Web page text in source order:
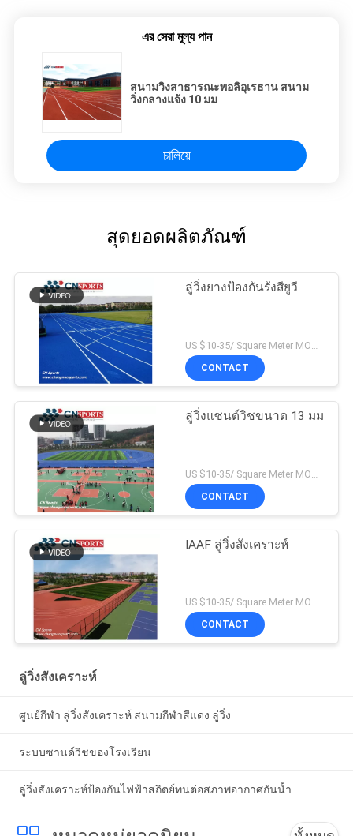
এর সেরা মূল্য পান
สนามวิ่งสาธารณะพอลิอุเรธาน สนาม
วิ่งกลางแจ้ง 10 มม
চালিয়ে
สุดยอดผลิตภัณฑ์
ลู่วิ่งยางป้องกันรังสียูวี
CONTACT
ลู่วิ่งแซนด์วิชขนาด 13 มม
CONTACT
IAAF ลู่วิ่งสังเคราะห์
US $10-35/ Square Meter MOQ:/
CONTACT
ลู่วิ่งสังเคราะห์
ศูนย์กีฬา ลู่วิ่งสังเคราะห์ สนามกีฬาสีแดง ลู่วิ่ง
ระบบซานด์วิชของโรงเรียน
ลู่วิ่งสังเคราะห์ป้องกันไฟฟ้าสถิตย์ทนต่อสภาพอากาศกันน้ำ